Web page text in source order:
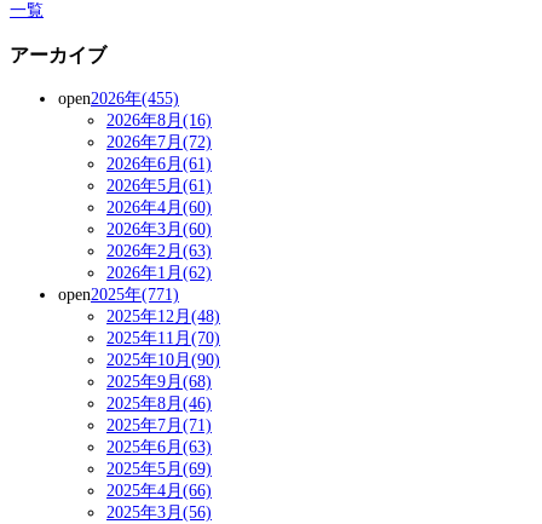
一覧
アーカイブ
open2026年(455)
2026年8月(16)
2026年7月(72)
2026年6月(61)
2026年5月(61)
2026年4月(60)
2026年3月(60)
2026年2月(63)
2026年1月(62)
open2025年(771)
2025年12月(48)
2025年11月(70)
2025年10月(90)
2025年9月(68)
2025年8月(46)
2025年7月(71)
2025年6月(63)
2025年5月(69)
2025年4月(66)
2025年3月(56)